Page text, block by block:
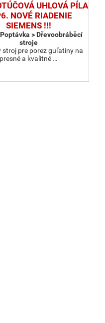
UHLOVÁ PÍLA
NOVÉ RIADENIE
SIEMENS !!!
> Dřevoobráběcí
stroje
stroj pre porez guľatiny na
presné a kvalitné …